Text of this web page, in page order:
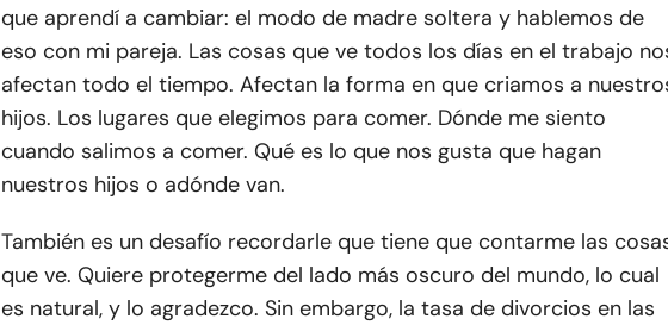
que aprendí a cambiar: el modo de madre soltera y hablemos de
eso con mi pareja. Las cosas que ve todos los días en el trabajo
afectan todo el tiempo. Afectan la forma en que criamos a
hijos. Los lugares que elegimos para comer. Dónde me siento
cuando salimos a comer. Qué es lo que nos gusta que hagan
nuestros hijos o adónde van.
También es un desafío recordarle que tiene que contarme las
que ve. Quiere protegerme del lado más oscuro del mundo, lo cual
es natural, y lo agradezco. Sin embargo, la tasa de divorcios en las